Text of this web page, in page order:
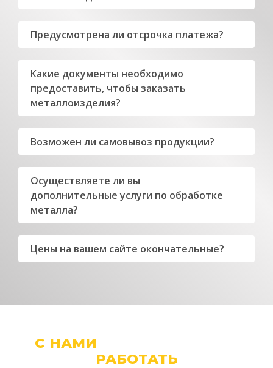
Предусмотрена ли отсрочка платежа?
Какие документы необходимо
предоставить, чтобы заказать
металлоизделия?
Возможен ли самовывоз продукции?
Осуществляете ли вы
дополнительные услуги по обработке
металла?
Цены на вашем сайте окончательные?
С НАМИ
РАБОТАТЬ